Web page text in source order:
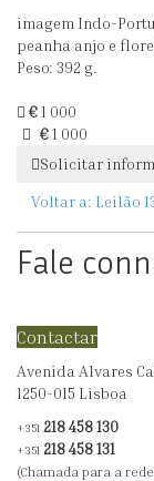
0〉
PIETÁ
0〉
SÃO
JOSÉ
BOTAS
imagem Indo-
peanha anjo e
Peso: 392 g.
€1 000
€1 000
Solicitar
Voltar a: Leilão
Fale
Contactar
Avenida Alvares
1250-015 Lisboa
+351 218 458 130
+351 218 458 131
(Chamada para a